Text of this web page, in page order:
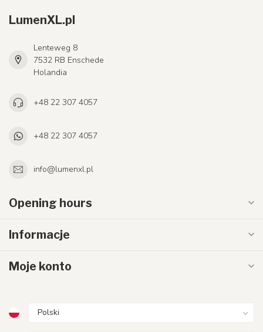
LumenXL.pl
Lenteweg 8
7532 RB Enschede
Holandia
+48 22 307 4057
+48 22 307 4057
info@lumenxl.pl
Opening hours
Informacje
Moje konto